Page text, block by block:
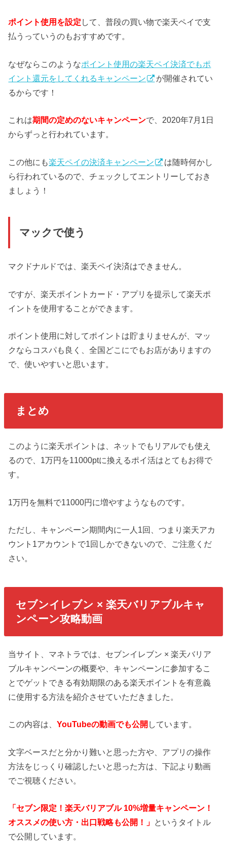
ポイント使用を設定 して、普段の買い物で楽天ペイで支
払うっていうのもおすすめです。
なぜならこのようなポイント使用の楽天ペイ決済でもポ
イント還元をしてくれるキャンペーン
が開催されてい
るからです！
これは期間の定めのないキャンペーンで、2020年7月1日
からずっと行われています。
この他にも楽天ペイの決済キャンペーン
は随時何かし
ら行われているので、チェックしてエントリーしておき
ましょう！
マックで使う
マクドナルドでは、楽天ペイ決済はできません。
ですが、楽天ポイントカード・アプリを提示して楽天ポ
イントを使用することができます。
ポイント使用に対してポイントは貯まりませんが、マッ
クならコスパも良く、全国どこにでもお店がありますの
で、使いやすいと思います。
まとめ
このように楽天ポイントは、ネットでもリアルでも使え
るので、1万円を11000ptに換えるポイ活はとてもお得で
す。
1万円を無料で11000円に増やすようなものです。
ただし、キャンペーン期間内に一人1回、つまり楽天アカ
ウント1アカウントで1回しかできないので、ご注意くだ
さい。
セブンイレブン × 楽天バリアブルキャ
ンペーン攻略動画
当サイト、マネトラでは、セブンイレブン × 楽天バリア
ブルキャンペーンの概要や、キャンペーンに参加するこ
とでゲットできる有効期限のある楽天ポイントを有意義
に使用する方法を紹介させていただきました。
この内容は、YouTubeの動画でも公開 しています。
文字ベースだと分かり難いと思った方や、アプリの操作
方法をじっくり確認したいと思った方は、下記より動画
でご視聴ください。
「セブン限定！楽天バリアブル 10%増量キャンペーン！
オススメの使い方・出口戦略も公開！」 というタイトル
で公開しています。